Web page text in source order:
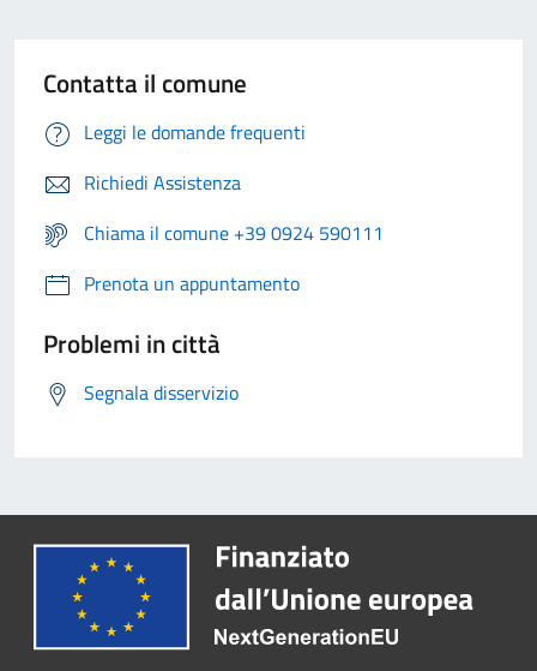
Contatta il comune
Leggi le domande frequenti
Richiedi Assistenza
Chiama il comune +39 0924 590111
Prenota un appuntamento
Problemi in città
Segnala disservizio